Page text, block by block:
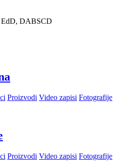
DABSCD
Proizvodi Video zapisi Fotografije
Proizvodi Video zapisi Fotografije